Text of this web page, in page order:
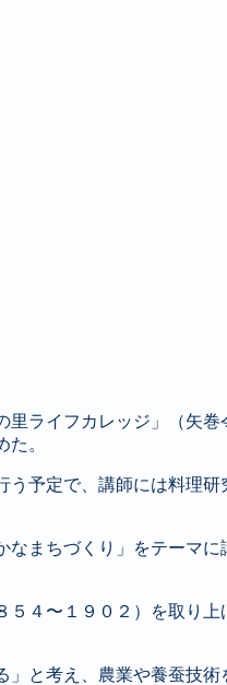
ライフカレッジ」（矢巻
。
予定で、講師には料理
まちづくり」をテーマ
４〜１９０２）を取り
と考え、農業や養蚕技